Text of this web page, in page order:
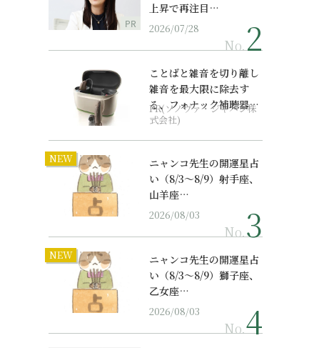
PR
上昇で再注目…
2026/07/28
No.
ことばと雑音を切り離し
雑音を最大限に除去す
る、フォナック補聴器の
最上位モデル
PR(ソノヴァ・ジャパン株
式会社)
NEW
ニャンコ先生の開運星占
い（8/3～8/9）射手座、
山羊座…
2026/08/03
No.
NEW
ニャンコ先生の開運星占
い（8/3～8/9）獅子座、
乙女座…
2026/08/03
No.